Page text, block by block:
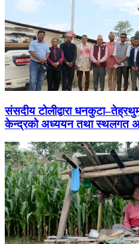
संसदीय टोलीद्वारा
केन्द्रको अध्ययन तथा स्थलगत